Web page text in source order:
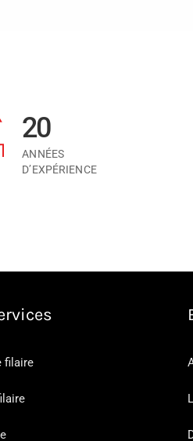
20
ANNÉES
D’EXPÉRIENCE
filaire